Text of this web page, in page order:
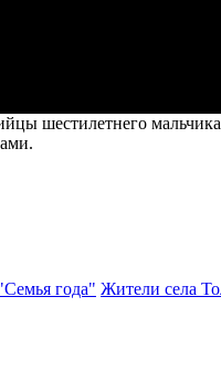
шестилетнего
Жители села